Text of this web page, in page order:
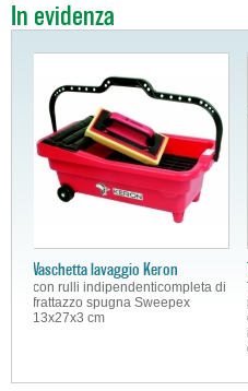
In evidenza
Flessometro Keron
Bi-componente con custodia in
ABS e gomma Nastro in fibra